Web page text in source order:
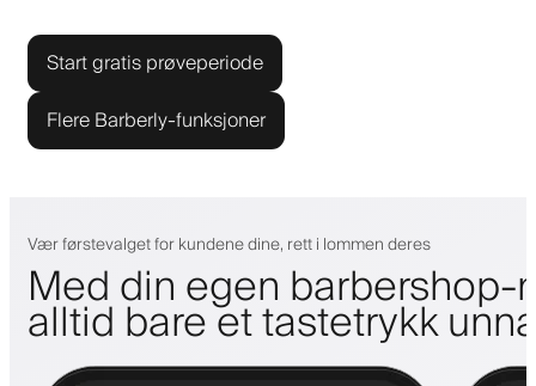
Start gratis prøveperiode
Flere Barberly-funksjoner
Vær førstevalget for kundene dine, rett i lommen deres
Med din egen
alltid bare et tastetrykk